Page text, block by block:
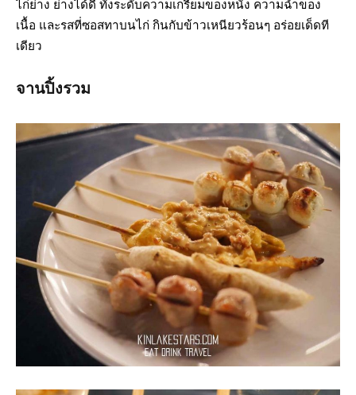
ไก่ย่าง ย่างได้ดี ทั้งระดับความเกรียมของหนัง ความฉ่ำของ
เนื้อ และรสที่ซอสทาบนไก่ กินกับข้าวเหนียวร้อนๆ อร่อยเด็ดที
เดียว
จานปิ้งรวม